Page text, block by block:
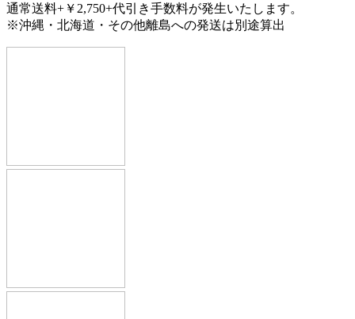
通常送料+￥2,750+代引き手数料が発生いたします。
※沖縄・北海道・その他離島への発送は別途算出